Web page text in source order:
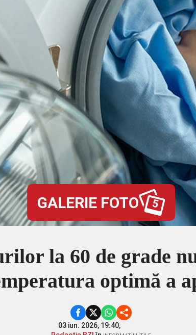
GALERIE FOTO 5
la 60 de grade
optimă a
03 iun. 2026, 19:40,